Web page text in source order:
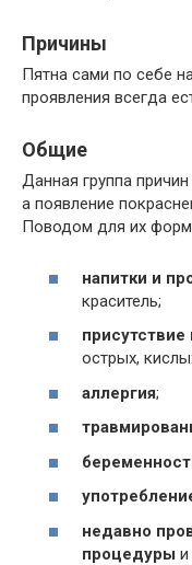
Причины
Пятна сами по себе
проявления всегда
Общие
Данная группа
а появление
Поводом для их
напитки и
краситель;
острых,
аллергия;
недавно
процедуры и